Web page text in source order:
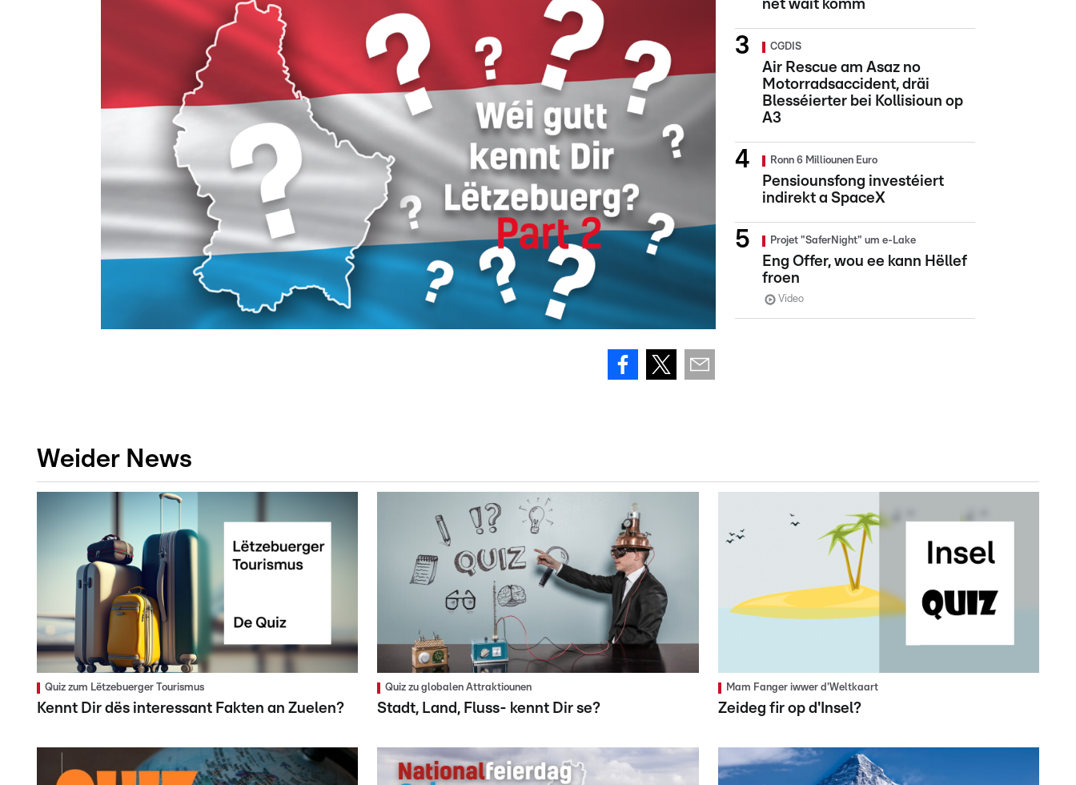
net wäit komm
CGDIS
Air Rescue am Asaz no
Motorradsaccident, dräi
Blesséierter bei Kollisioun op
A3
Ronn 6 Milliounen Euro
Pensiounsfong investéiert
indirekt a SpaceX
Projet "SaferNight" um e-Lake
Eng Offer, wou ee kann Hëllef
froen
Video
Weider News
Quiz zum Lëtzebuerger Tourismus
Kennt Dir dës interessant Fakten an Zuelen?
Quiz zu globalen Attraktiounen
Stadt, Land, Fluss- kennt Dir se?
Mam Fanger iwwer d'Weltkaart
Zeideg fir op d'Insel?